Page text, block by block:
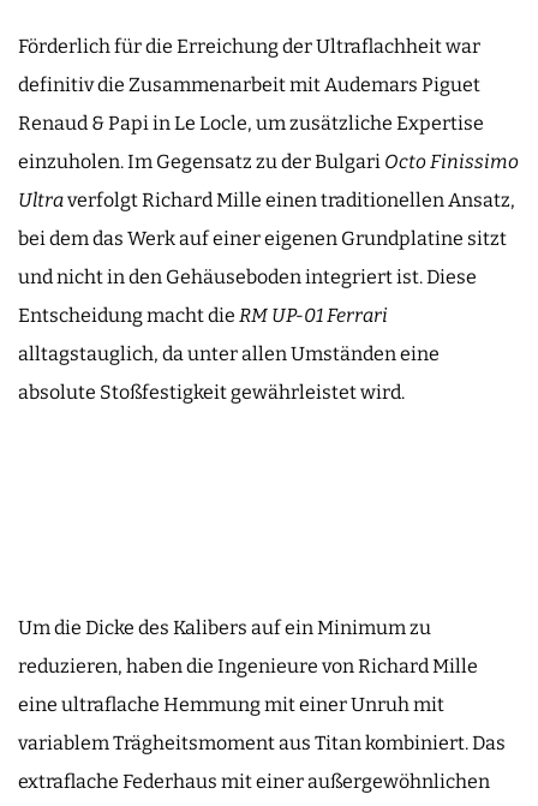
Förderlich für die Erreichung der Ultraflachheit war
definitiv die Zusammenarbeit mit Audemars Piguet
Renaud & Papi in Le Locle, um zusätzliche Expertise
einzuholen. Im Gegensatz zu der Bulgari Octo Finissimo
Ultraverfolgt Richard Mille einen traditionellen Ansatz,
bei dem das Werk auf einer eigenen Grundplatine sitzt
und nicht in den Gehäuseboden integriert ist. Diese
Entscheidung macht die RM UP-01Ferrari
alltagstauglich, da unter allen Umständen eine
absolute Stoßfestigkeit gewährleistet wird.
Um die Dicke des Kalibers auf ein Minimum zu
reduzieren, haben die Ingenieure von Richard Mille
eine ultraflache Hemmung mit einer Unruh mit
variablem Trägheitsmoment aus Titan kombiniert. Das
extraflache Federhaus mit einer außergewöhnlichen